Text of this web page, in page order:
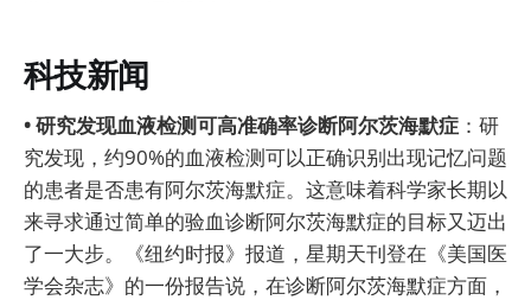
科技新闻
• 研究发现血液检测可高准确率诊断阿尔茨海默症 ：研
究发现，约90%的血液检测可以正确识别出现记忆问题
的患者是否患有阿尔茨海默症。这意味着科学家长期以
来寻求通过简单的验血诊断阿尔茨海默症的目标又迈出
了一大步。《纽约时报》报道，星期天刊登在《美国医
学会杂志》的一份报告说，在诊断阿尔茨海默症方面，